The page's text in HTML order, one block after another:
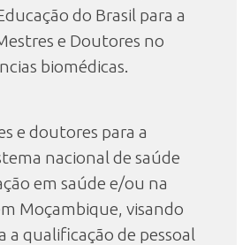
do Brasil para a
e Doutores no
biomédicas.
e doutores para a
nacional de saúde
em saúde e/ou na
Moçambique, visando
a qualificação de pessoal